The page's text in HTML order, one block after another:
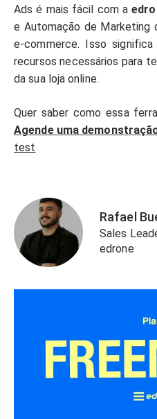
Ads é mais fácil com a
e Automação de Marketing
e-commerce. Isso
recursos necessários para
da sua loja online.
Quer saber como essa
Agende uma
test
Rafael
Sales
edrone